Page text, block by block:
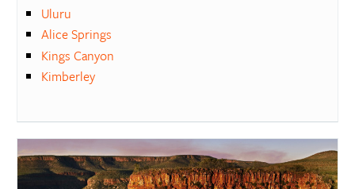
Uluru
Alice Springs
Kings Canyon
Kimberley